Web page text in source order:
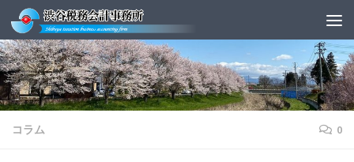
Skip to content
コラム 0